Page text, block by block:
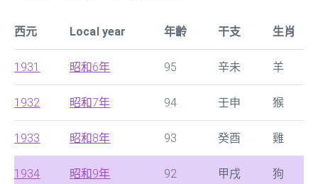
西元 Local year 年齡 干支 生肖
1931 昭和6年 95 辛未 羊
1932 昭和7年 94 壬申 猴
1933 昭和8年 93 癸酉 雞
1934 昭和9年 92 甲戌 狗